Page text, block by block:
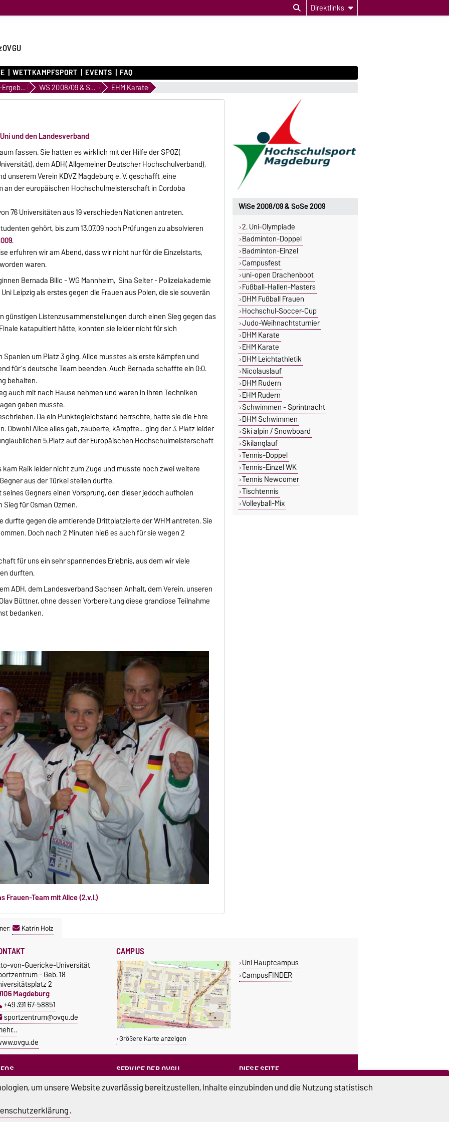
Direktlinks
WETTKAMPFSPORT EVENTS FAQ
Archiv WK-Ergebnisse WS 2008/09 & SS 2009 EHM Karate
und den Landesverband
fassen. Sie hatten es wirklich mit der Hilfe der SPOZ(
dem ADH( Allgemeiner Deutscher Hochschulverband),
unserem Verein KDVZ Magdeburg e. V. geschafft ,eine
an der europäischen Hochschulmeisterschaft in Cordoba
76 Universitäten aus 19 verschieden Nationen antreten.
gehört, bis zum 13.07.09 noch Prüfungen zu absolvieren
.
erfuhren wir am Abend, dass wir nicht nur für die Einzelstarts,
waren.
Bernada Bilic - WG Mannheim, Sina Selter - Polizeiakademie
Leipzig als erstes gegen die Frauen aus Polen, die sie souverän
günstigen Listenzusammenstellungen durch einen Sieg gegen das
katapultiert hätte, konnten sie leider nicht für sich
um Platz 3 ging. Alice musstes als erste kämpfen und
für´s deutsche Team beenden. Auch Bernada schaffte ein 0:0.
behalten.
auch mit nach Hause nehmen und waren in ihren Techniken
geben musste.
Da ein Punktegleichstand herrschte, hatte sie die Ehre
Obwohl Alice alles gab, zauberte, kämpfte... ging der 3. Platz leider
5.Platz auf der Europäischen Hochschulmeisterschaft
Raik leider nicht zum Zuge und musste noch zwei weitere
aus der Türkei stellen durfte.
Gegners einen Vorsprung, den dieser jedoch aufholen
für Osman Ozmen.
durfte gegen die amtierende Drittplatzierte der WHM antreten. Sie
Doch nach 2 Minuten hieß es auch für sie wegen 2
für uns ein sehr spannendes Erlebnis, aus dem wir viele
durften.
ADH, dem Landesverband Sachsen Anhalt, dem Verein, unseren
Büttner, ohne dessen Vorbereitung diese grandiose Teilnahme
bedanken.
Frauen-Team mit Alice (2.v.l.)
WiSe 2008/09 & SoSe 2009
2. Uni-Olympiade
Badminton-Doppel
Badminton-Einzel
Campusfest
uni-open Drachenboot
Fußball-Hallen-Masters
DHM Fußball Frauen
Hochschul-Soccer-Cup
Judo-Weihnachtsturnier
DHM Karate
EHM Karate
DHM Leichtathletik
Nicolauslauf
DHM Rudern
EHM Rudern
Schwimmen - Sprintnacht
DHM Schwimmen
Ski alpin / Snowboard
Skilanglauf
Tennis-Doppel
Tennis-Einzel WK
Tennis Newcomer
Tischtennis
Volleyball-Mix
Katrin Holz
von-Guericke-Universität
- Geb. 18
2
Magdeburg
+49 391 67-58851
sportzentrum@ovgu.de
CAMPUS
Größere Karte anzeigen
Uni Hauptcampus
CampusFINDER
Service Center
der Uni
SERVICE DER OVGU
Infopoint & Fundbüro
+49 391 67-54444
DIESE SEITE
Vorlesen
um unsere Website zuverlässig bereitzustellen, Inhalte einzubinden und die Nutzung statistisch
.